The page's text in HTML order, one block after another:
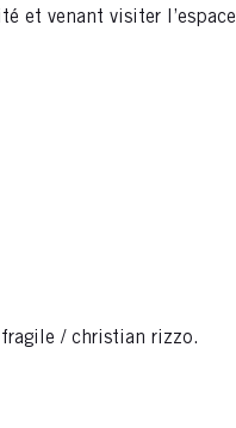
et venant visiter
fragile / christian rizzo.